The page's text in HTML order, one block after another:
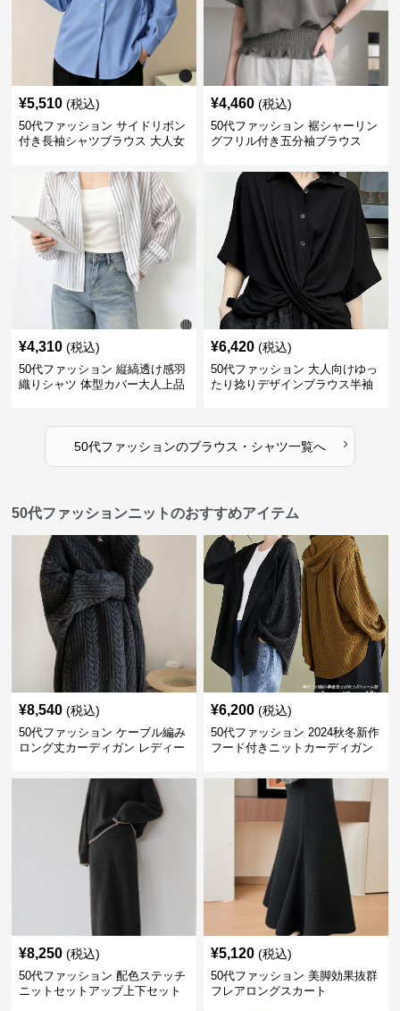
¥5,510 (税込)
50代ファッション サイドリボン
付き長袖シャツブラウス 大人女
¥4,460 (税込)
50代ファッション 裾シャーリン
グフリル付き五分袖ブラウス
¥4,310 (税込)
50代ファッション 縦縞透け感羽
織りシャツ 体型カバー大人上品
¥6,420 (税込)
50代ファッション 大人向けゆっ
たり捻りデザインブラウス半袖
50代ファッションのブラウス・シャツ一覧へ ›
50代ファッションニットのおすすめアイテム
¥8,540 (税込)
50代ファッション ケーブル編み
ロング丈カーディガン レディー
¥6,200 (税込)
50代ファッション 2024秋冬新作
フード付きニットカーディガン
¥8,250 (税込)
50代ファッション 配色ステッチ
ニットセットアップ上下セット
¥5,120 (税込)
50代ファッション 美脚効果抜群
フレアロングスカート